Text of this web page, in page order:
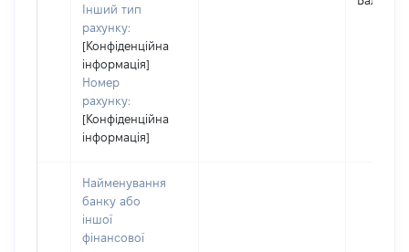
Інший тип
рахунку:
[Конфіденційна
інформація]
Номер
рахунку:
[Конфіденційна
інформація]
Найменування
банку або
іншої
фінансової